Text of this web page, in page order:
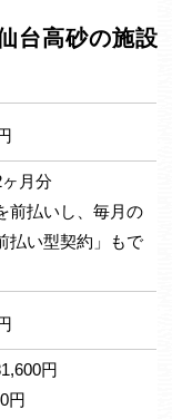
台高砂の施設
月分
前払いし、毎月の
払い型契約」もで
円
円